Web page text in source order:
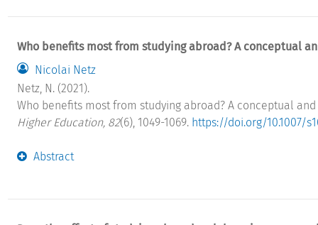
Who benefits most from studying abroad? A conceptual
Nicolai Netz
Netz, N. (2021).
Who benefits most from studying abroad? A conceptual
Higher Education, 82(6), 1049-1069. https://doi.org/10.1007/
Abstract